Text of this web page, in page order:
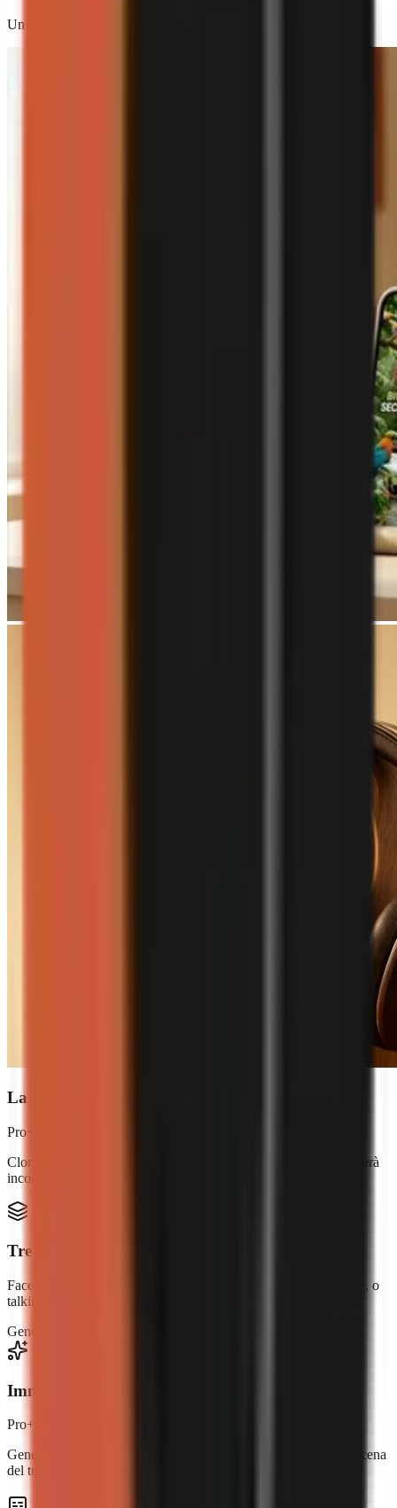
Un motore video completo, dallo script al rendering finale.
La tua voce, il tuo brand
Pro+
Clona la tua voce o descrivi il narratore ideale. Ogni video suonerà
inconfondibilmente come te.
Tre formati video
Faceless con visual IA, creator IA con avatar in sovrapposizione, o
talking head in stile UGC completo.
Generato con IA
Immagini generate con IA
Pro+
Genera scene originali con l'IA, perfettamente abbinate a ogni scena
del tuo script.